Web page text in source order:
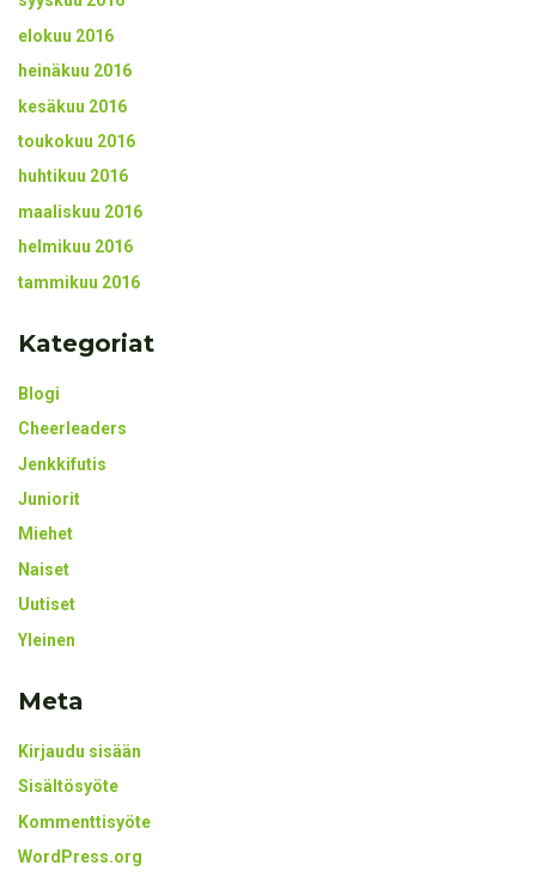
elokuu 2016
heinäkuu 2016
kesäkuu 2016
toukokuu 2016
huhtikuu 2016
maaliskuu 2016
helmikuu 2016
tammikuu 2016
Kategoriat
Blogi
Cheerleaders
Jenkkifutis
Juniorit
Miehet
Naiset
Uutiset
Yleinen
Meta
Kirjaudu sisään
Sisältösyöte
Kommenttisyöte
WordPress.org